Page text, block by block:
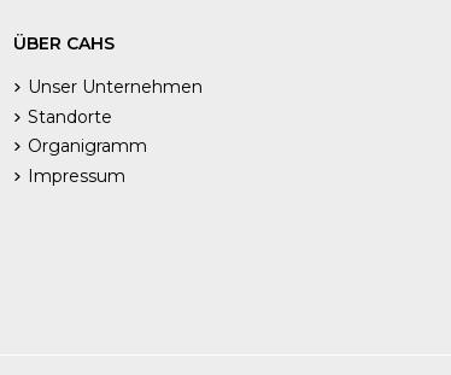
ÜBER CAHS
Unser Unternehmen
Standorte
Organigramm
Impressum